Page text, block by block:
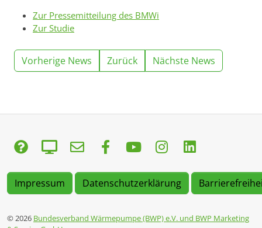
Zur Pressemitteilung des BMWi
Zur Studie
Vorherige News Zurück Nächste News
Impressum Datenschutzerklärung
© 2026 Bundesverband Wärmepumpe (BWP) e.V. und BWP Marketing